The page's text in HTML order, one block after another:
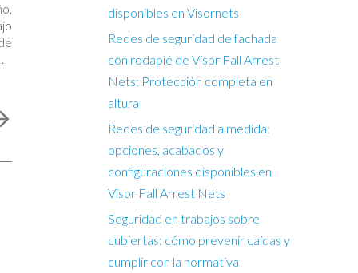
disponibles en Visornets
Redes de seguridad de fachada
con rodapié de Visor Fall Arrest
Nets: Protección completa en
altura
Redes de seguridad a medida:
opciones, acabados y
configuraciones disponibles en
Visor Fall Arrest Nets
Seguridad en trabajos sobre
cubiertas: cómo prevenir caídas y
cumplir con la normativa